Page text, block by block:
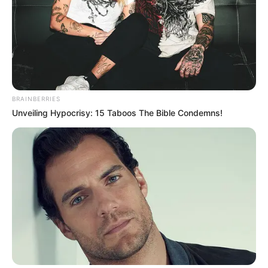
Combina partes iguales de vaselina y jugo de
Masajea la mezcla en las áreas ásperas y secas
antes de acostarte.
Cubre las áreas tratadas con calcetines o
guantes durante la noche para una hidratación
más profunda.
Enjuaga por la mañana para revelar una piel
más suave y tersa.
3. Tratamiento para labios agrietados
Por qué funciona: El jugo de limón puede
exfoliar suavemente las células cutáneas
muertas de los labios, mientras que la vaselina
humecta profundamente, dejando los labios
suaves e hidratados.
BRAINBERRIES
Unveiling Hypocrisy: 15 Taboos The Bible Condemns!